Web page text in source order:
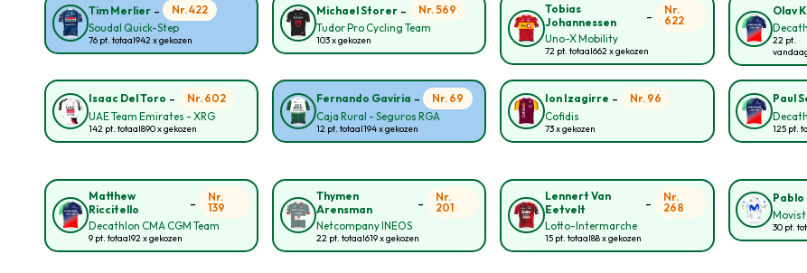
Tim Merlier -
Nr. 422
Soudal Quick-Step
76 pt. totaal942 x gekozen
Michael Storer -
Nr. 569
Tudor Pro Cycling Team
103 x gekozen
Tobias
Johannessen
-
Nr.
622
Uno-X Mobility
72 pt. totaal662 x gekozen
Olav
22 pt.
Isaac Del Toro -
Nr. 602
UAE Team Emirates - XRG
142 pt. totaal890 x gekozen
Fernando Gaviria -
Nr. 69
Caja Rural - Seguros RGA
12 pt. totaal194 x gekozen
Ion Izagirre -
Nr. 96
Cofidis
73 x gekozen
Paul
125 pt.
Matthew
Riccitello
-
Nr.
139
Decathlon CMA CGM Team
9 pt. totaal92 x gekozen
Thymen
Arensman
-
Nr.
201
Netcompany INEOS
22 pt. totaal619 x gekozen
Lennert Van
Eetvelt
-
Nr.
268
Lotto-Intermarche
15 pt. totaal88 x gekozen
30 pt.